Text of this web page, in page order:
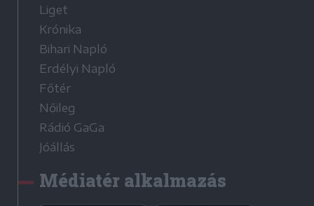
Liget
Krónika
Bihari Napló
Erdélyi Napló
Főtér
Nőileg
Rádió GaGa
Jóállás
Médiatér alkalmazás